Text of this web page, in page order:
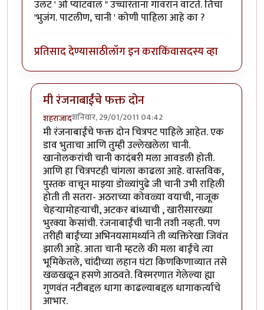
उलट ' ओ प्यांटवाल " उच्चारताना गावरान वाटते. तिचा
'भुजंग. पाटलीण, चानी ' कोणी पाहिला आहे का ?
प्रतिसाद देण्यासाठीलॉग इन कराकिंवासदस्य व्हा
मी रंजनाबाईंचे फक्त दोन
शहराजादशनिवार, 29/01/2011 04:42
In reply toमस्त रे गणपा !! अभिनय +byसुहास..
मी रंजनाबाईंचे फक्त दोन चित्रपट पाहिले आहेत. एक
डाव भुताचा आणि तुम्ही उल्लेखलेला चानी.
खानोलकरांची चानी कादंबरी मला आवडली होती.
आणि हा चित्रपटही चांगला काढला आहे. वास्तविक,
पुस्तक वाचून माझ्या डोळ्यांपुढे जी चानी उभी राहिली
होती ती सतरा- अठराच्या कोवळ्या वयाची, नाजूक
चेहर्‍यामोहर्‍याची, अटकर बांध्याची , खारीसारख्या
भुरक्या केसांची. रंजनाबाईंची चानी तशी नव्हती. पण
तरीही बाईंच्या अभिनयसामर्थ्याने ती व्यक्तिरेखा जिवंत
झाली आहे. आता चानी म्हटले की मला बाईंचे त्या
भूमिकेतले, चांदीच्या लहान घंटा किणकिणाव्यात तसे
खळखळून हसणे आठवते. विस्मरणात गेलेल्या ह्या
गुणवंत नटीबद्दल धागा काढल्याबद्दल धागाकर्त्याचे
आभार.